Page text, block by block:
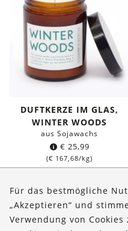
DUFTKERZE IM GLAS,
WINTER WOODS
aus Sojawachs
€ 25,99
(€ 167,68/kg)
Über uns
Für das bestmögliche
„Akzeptieren“ und
Verwendung von